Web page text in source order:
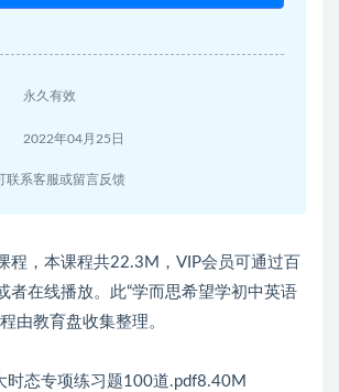
永久有效
2022年04月25日
联系客服或留言反馈
程，本课程共22.3M，VIP会员可通过百
者在线播放。此“学而思希望学初中英语
由教育盘收集整理。
时态专项练习题100道.pdf8.40M